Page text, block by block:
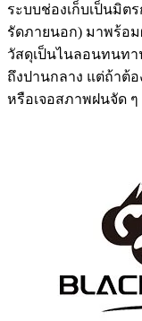
ระบบช่องเก็บเป็นมิต
รัดภายนอก) มาพร้อ
วัสดุเป็นไนลอนทนทา
ถึงปานกลาง แต่ถ้าต้
หรือเจอสภาพฝนจัด ๆ